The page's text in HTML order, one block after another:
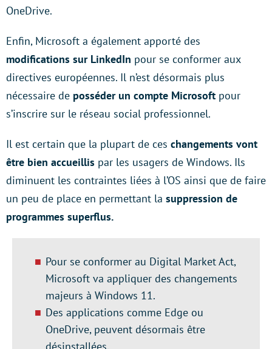
OneDrive.
Enfin, Microsoft a également apporté des
modifications sur LinkedIn pour se conformer aux
directives européennes. Il n’est désormais plus
nécessaire de posséder un compte Microsoft pour
s’inscrire sur le réseau social professionnel.
Il est certain que la plupart de ces changements vont
être bien accueillis par les usagers de Windows. Ils
diminuent les contraintes liées à l’OS ainsi que de faire
un peu de place en permettant la suppression de
programmes superflus.
Pour se conformer au Digital Market Act,
Microsoft va appliquer des changements
majeurs à Windows 11.
Des applications comme Edge ou
OneDrive, peuvent désormais être